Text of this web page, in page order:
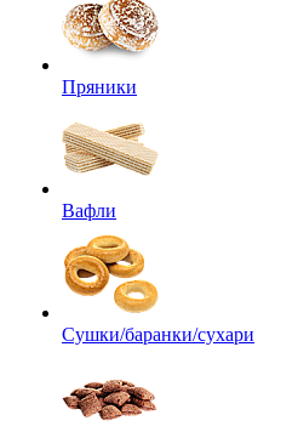
Пряники
Вафли
Сушки/баранки/сухари